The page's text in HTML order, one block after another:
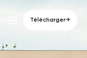
Télécharger→